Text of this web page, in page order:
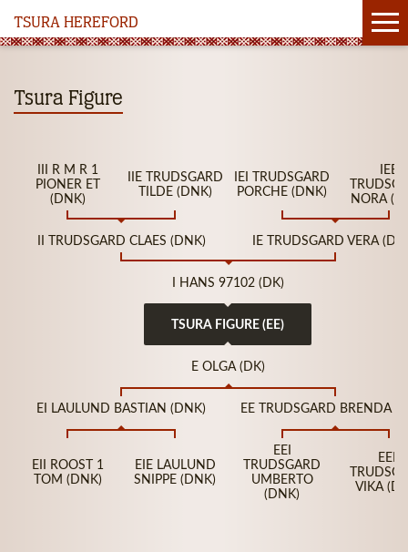
TSURA HEREFORD
Tsura Figure
III R M R 1
PIONER ET
(DNK)
IIE TRUDSGARD
TILDE (DNK)
IEI TRUDSGARD
PORCHE (DNK)
IEE
NORA
II TRUDSGARD CLAES (DNK) IE TRUDSGARD VERA
I HANS 97102 (DK)
TSURA FIGURE (EE)
E OLGA (DK)
EI LAULUND BASTIAN (DNK) EE TRUDSGARD BRENDA
EII ROOST 1
TOM (DNK)
EIE LAULUND
SNIPPE (DNK)
EEI
TRUDSGARD
UMBERTO
(DNK)
EEE
VIKA